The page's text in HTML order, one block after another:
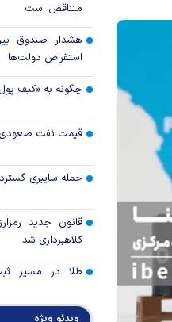
متناقض است
هشدار صندوق
استقراض دولت‌ها
چگونه به «کیف
قیمت نفت صعودی
حمله سایبری
قانون جدید
کلاهبرداری شد
طلا در مسیر